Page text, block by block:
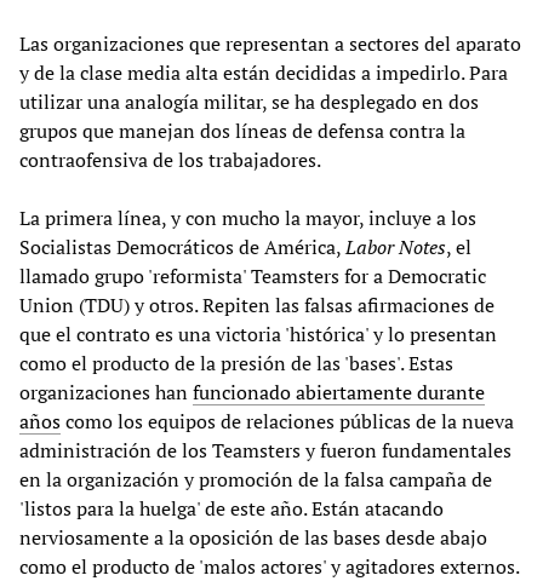
Las organizaciones que representan a sectores del aparato
y de la clase media alta están decididas a impedirlo. Para
utilizar una analogía militar, se ha desplegado en dos
grupos que manejan dos líneas de defensa contra la
contraofensiva de los trabajadores.
La primera línea, y con mucho la mayor, incluye a los
Socialistas Democráticos de América,Labor Notes, el
llamado grupo 'reformista' Teamsters for a Democratic
Union (TDU) y otros. Repiten las falsas afirmaciones de
que el contrato es una victoria 'histórica' y lo presentan
como el producto de la presión de las 'bases'. Estas
organizaciones hanfuncionado abiertamente durante
añoscomo los equipos de relaciones públicas de la nueva
administración de los Teamsters y fueron fundamentales
en la organización y promoción de la falsa campaña de
'listos para la huelga' de este año. Están atacando
nerviosamente a la oposición de las bases desde abajo
como el producto de 'malos actores' y agitadores externos.